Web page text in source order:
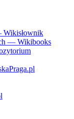
Wikisłownik
— Wikibooks